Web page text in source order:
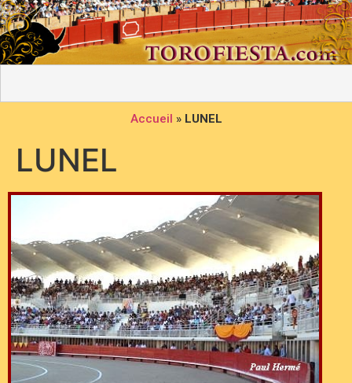
Accueil » LUNEL
LUNEL